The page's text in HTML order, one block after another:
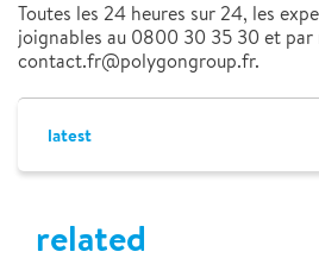
Toutes les 24 heures sur 24, les
joignables au 0800 30 35 30 et par
contact.fr@polygongroup.fr.
latest
related